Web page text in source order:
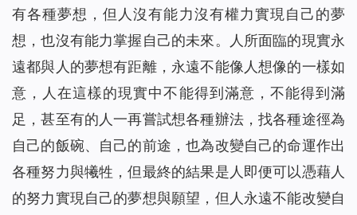
有各種夢想，但人沒有能力沒有權力實現自己的夢
想，也沒有能力掌握自己的未來。人所面臨的現實永
遠都與人的夢想有距離，永遠不能像人想像的一樣如
意，人在這樣的現實中不能得到滿意，不能得到滿
足，甚至有的人一再嘗試想各種辦法，找各種途徑為
自己的飯碗、自己的前途，也為改變自己的命運作出
各種努力與犧牲，但最終的結果是人即便可以憑藉人
的努力實現自己的夢想與願望，但人永遠不能改變自